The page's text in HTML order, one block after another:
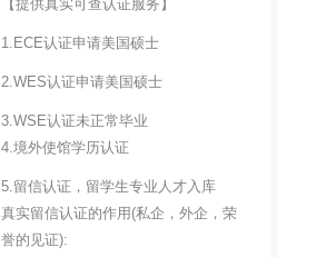
【提供真实可查认证服务】
1.ECE认证申请美国硕士
2.WES认证申请美国硕士
3.WSE认证未正常毕业
4.境外使馆学历认证
5.留信认证，留学生专业人才入库
真实留信认证的作用(私企，外企，荣
誉的见证):